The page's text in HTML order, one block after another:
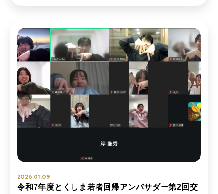
2026.01.09
令和7年度とくしま若者回帰アンバサダー第2回交